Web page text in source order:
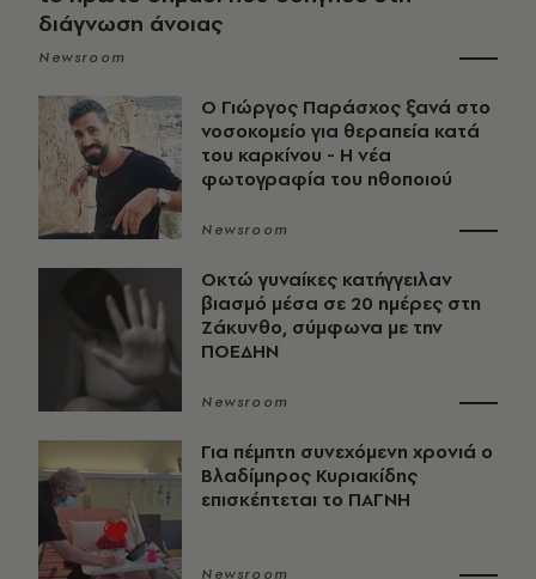
διάγνωση άνοιας
Newsroom
O Γιώργος Παράσχος ξανά στο
νοσοκομείο για θεραπεία κατά
του καρκίνου - Η νέα
φωτογραφία του ηθοποιού
Newsroom
Οκτώ γυναίκες κατήγγειλαν
βιασμό μέσα σε 20 ημέρες στη
Ζάκυνθο, σύμφωνα με την
ΠΟΕΔΗΝ
Newsroom
Για πέμπτη συνεχόμενη χρονιά ο
Βλαδίμηρος Κυριακίδης
επισκέπτεται το ΠΑΓΝΗ
Newsroom